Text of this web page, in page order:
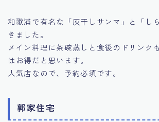
和歌浦で有名な「灰干しサンマ」と「し
きました。
メイン料理に茶碗蒸しと食後のドリンク
はお得だと思います。
人気店なので、予約必須です。
郭家住宅